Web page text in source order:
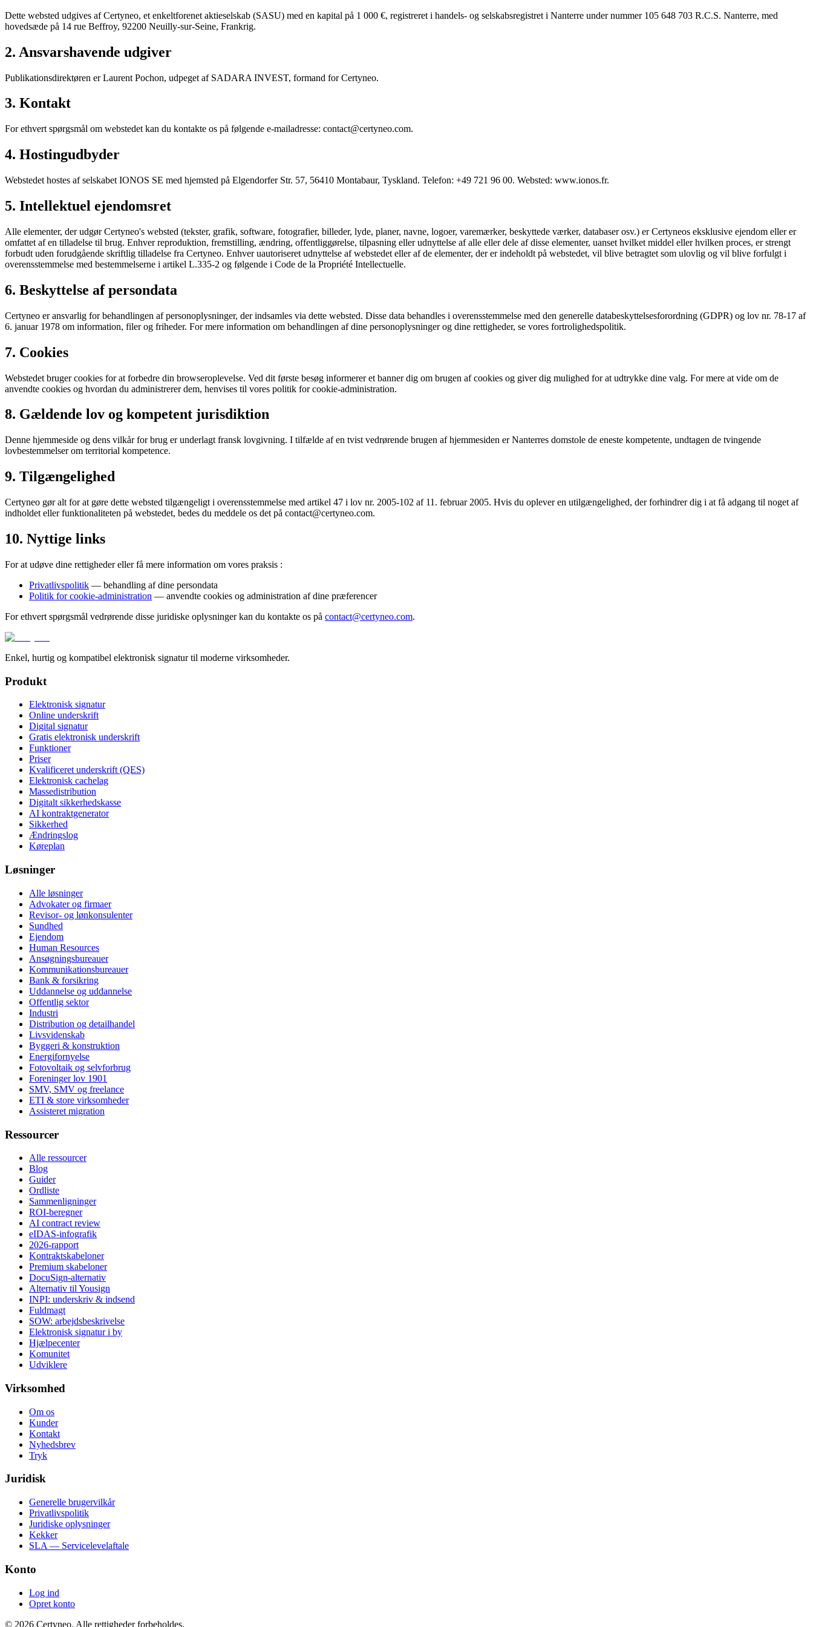
Dette websted udgives af Certyneo, et enkeltforenet aktieselskab (SASU) med en kapital på 1 000 €, registreret i handels- og selskabsregistret i Nanterre under nummer 105 648 703 R.C.S. Nanterre, med
hovedsæde på 14 rue Beffroy, 92200 Neuilly-sur-Seine, Frankrig.
2. Ansvarshavende udgiver
Publikationsdirektøren er Laurent Pochon, udpeget af SADARA INVEST, formand for Certyneo.
3. Kontakt
For ethvert spørgsmål om webstedet kan du kontakte os på følgende e-mailadresse: contact@certyneo.com.
4. Hostingudbyder
Webstedet hostes af selskabet IONOS SE med hjemsted på Elgendorfer Str. 57, 56410 Montabaur, Tyskland. Telefon: +49 721 96 00. Websted: www.ionos.fr.
5. Intellektuel ejendomsret
Alle elementer, der udgør Certyneo's websted (tekster, grafik, software, fotografier, billeder, lyde, planer, navne, logoer, varemærker, beskyttede værker, databaser osv.) er Certyneos eksklusive ejendom eller er
omfattet af en tilladelse til brug. Enhver reproduktion, fremstilling, ændring, offentliggørelse, tilpasning eller udnyttelse af alle eller dele af disse elementer, uanset hvilket middel eller hvilken proces, er strengt
forbudt uden forudgående skriftlig tilladelse fra Certyneo. Enhver uautoriseret udnyttelse af webstedet eller af de elementer, der er indeholdt på webstedet, vil blive betragtet som ulovlig og vil blive forfulgt i
overensstemmelse med bestemmelserne i artikel L.335-2 og følgende i Code de la Propriété Intellectuelle.
6. Beskyttelse af persondata
Certyneo er ansvarlig for behandlingen af personoplysninger, der indsamles via dette websted. Disse data behandles i overensstemmelse med den generelle databeskyttelsesforordning (GDPR) og lov nr. 78-17 af
6. januar 1978 om information, filer og friheder. For mere information om behandlingen af dine personoplysninger og dine rettigheder, se vores fortrolighedspolitik.
7. Cookies
Webstedet bruger cookies for at forbedre din browseroplevelse. Ved dit første besøg informerer et banner dig om brugen af cookies og giver dig mulighed for at udtrykke dine valg. For mere at vide om de
anvendte cookies og hvordan du administrerer dem, henvises til vores politik for cookie-administration.
8. Gældende lov og kompetent jurisdiktion
Denne hjemmeside og dens vilkår for brug er underlagt fransk lovgivning. I tilfælde af en tvist vedrørende brugen af hjemmesiden er Nanterres domstole de eneste kompetente, undtagen de tvingende
lovbestemmelser om territorial kompetence.
9. Tilgængelighed
Certyneo gør alt for at gøre dette websted tilgængeligt i overensstemmelse med artikel 47 i lov nr. 2005-102 af 11. februar 2005. Hvis du oplever en utilgængelighed, der forhindrer dig i at få adgang til noget af
indholdet eller funktionaliteten på webstedet, bedes du meddele os det på contact@certyneo.com.
10. Nyttige links
For at udøve dine rettigheder eller få mere information om vores praksis :
Privatlivspolitik — behandling af dine persondata
Politik for cookie-administration — anvendte cookies og administration af dine præferencer
For ethvert spørgsmål vedrørende disse juridiske oplysninger kan du kontakte os på contact@certyneo.com.
Enkel, hurtig og kompatibel elektronisk signatur til moderne virksomheder.
Produkt
Elektronisk signatur
Online underskrift
Digital signatur
Gratis elektronisk underskrift
Funktioner
Priser
Kvalificeret underskrift (QES)
Elektronisk cachelag
Massedistribution
Digitalt sikkerhedskasse
AI kontraktgenerator
Sikkerhed
Ændringslog
Køreplan
Løsninger
Alle løsninger
Advokater og firmaer
Revisor- og lønkonsulenter
Sundhed
Ejendom
Human Resources
Ansøgningsbureauer
Kommunikationsbureauer
Bank & forsikring
Uddannelse og uddannelse
Offentlig sektor
Industri
Distribution og detailhandel
Livsvidenskab
Byggeri & konstruktion
Energifornyelse
Fotovoltaik og selvforbrug
Foreninger lov 1901
SMV, SMV og freelance
ETI & store virksomheder
Assisteret migration
Ressourcer
Alle ressourcer
Blog
Guider
Ordliste
Sammenligninger
ROI-beregner
AI contract review
eIDAS-infografik
2026-rapport
Kontraktskabeloner
Premium skabeloner
DocuSign-alternativ
Alternativ til Yousign
INPI: underskriv & indsend
Fuldmagt
SOW: arbejdsbeskrivelse
Elektronisk signatur i by
Hjælpecenter
Komunitet
Udviklere
Virksomhed
Om os
Kunder
Kontakt
Nyhedsbrev
Tryk
Juridisk
Generelle brugervilkår
Privatlivspolitik
Juridiske oplysninger
Kekker
SLA — Servicelevelaftale
Konto
Log ind
Opret konto
© 2026 Certyneo. Alle rettigheder forbeholdes.